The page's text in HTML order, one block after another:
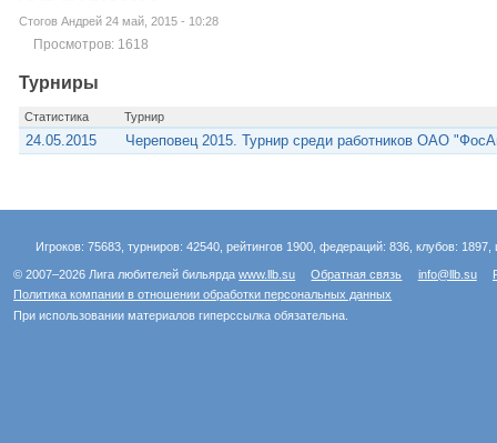
Стогов Андрей 24 май, 2015 - 10:28
Просмотров: 1618
Турниры
Статистика Турнир
24.05.2015 Череповец 2015. Турнир среди работников ОАО
Игроков: 75683, турниров: 42540, рейтингов 1900, федераций: 836, клубов:
© 2007–2026 Лига любителей бильярдаwww.llb.su Обратная связь info@llb.su
Политика компании в отношении обработки персональных данных
При использовании материалов гиперссылка обязательна.